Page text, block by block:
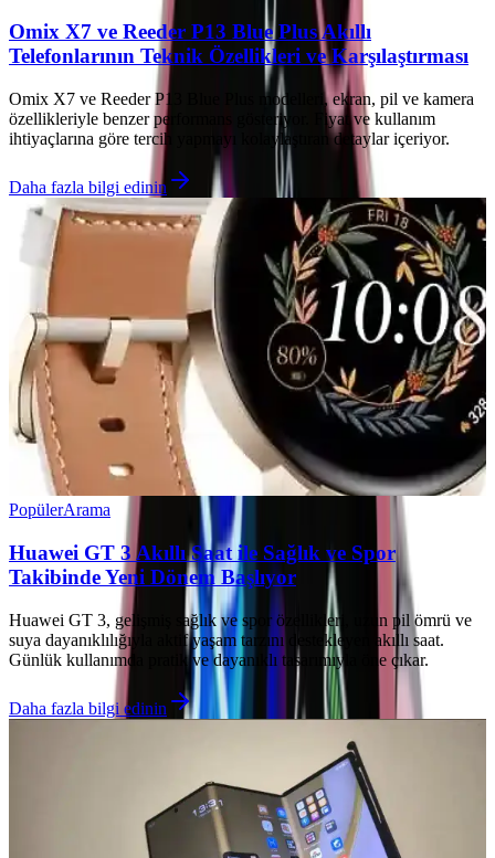
Omix X7 ve Reeder P13 Blue Plus Akıllı
Telefonlarının Teknik Özellikleri ve Karşılaştırması
Omix X7 ve Reeder P13 Blue Plus modelleri, ekran, pil ve kamera
özellikleriyle benzer performans gösteriyor. Fiyat ve kullanım
ihtiyaçlarına göre tercih yapmayı kolaylaştıran detaylar içeriyor.
Daha fazla bilgi edinin
PopülerArama
Huawei GT 3 Akıllı Saat ile Sağlık ve Spor
Takibinde Yeni Dönem Başlıyor
Huawei GT 3, gelişmiş sağlık ve spor özellikleri, uzun pil ömrü ve
suya dayanıklılığıyla aktif yaşam tarzını destekleyen akıllı saat.
Günlük kullanımda pratik ve dayanıklı tasarımıyla öne çıkar.
Daha fazla bilgi edinin